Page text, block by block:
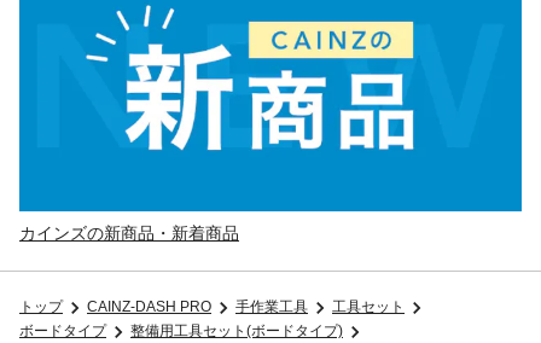
カインズの新商品・新着商品
トップ CAINZ-DASH PRO 手作業工具
工具セット
ボードタイプ
整備用工具セット(ボードタイプ)